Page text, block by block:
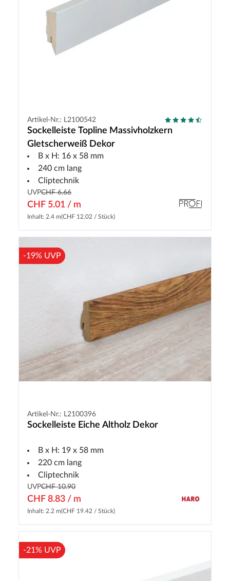
Artikel-Nr.: L2100542
Sockelleiste Topline Massivholzkern
Gletscherweiß Dekor
B x H: 16 x 58 mm
240 cm lang
Cliptechnik
UVPCHF 6.66
CHF 5.01 / m
Inhalt: 2.4 m(CHF 12.02 / Stück)
-19% UVP
Artikel-Nr.: L2100396
Sockelleiste Eiche Altholz Dekor
B x H: 19 x 58 mm
220 cm lang
Cliptechnik
UVPCHF 10.90
CHF 8.83 / m
Inhalt: 2.2 m(CHF 19.42 / Stück)
-21% UVP